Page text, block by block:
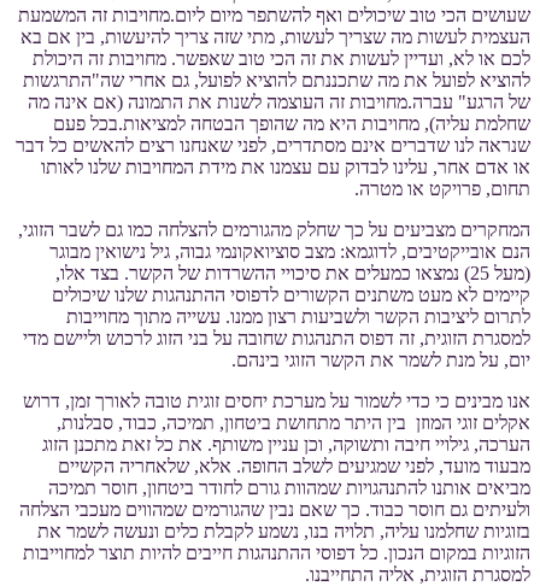
שעושים הכי טוב שיכולים ואף להשתפר מיום ליום.מחויבות זה המשמעת
העצמית לעשות מה שצריך לעשות, מתי שזה צריך להיעשות, בין אם בא
לכם או לא, ועדיין לעשות את זה הכי טוב שאפשר. מחויבות זה היכולת
להוציא לפועל את מה שתכננתם להוציא לפועל, גם אחרי שה"התרגשות
של הרגע" עברה.מחויבות זה העוצמה לשנות את התמונה (אם אינה מה
שחלמת עליה), מחויבות היא מה שהופך הבטחה למציאות.בכל פעם
שנראה לנו שדברים אינם מסתדרים, לפני שאנחנו רצים להאשים כל דבר
או אדם אחר, עלינו לבדוק עם עצמנו את מידת המחויבות שלנו לאותו
תחום, פרויקט או מטרה.
המחקרים מצביעים על כך שחלק מהגורמים להצלחה כמו גם לשבר הזוגי,
הנם אובייקטיבים, לדוגמא: מצב סוציואקונמי גבוה, גיל נישואין מבוגר
(מעל 25) נמצאו כמעלים את סיכויי ההשרדות של הקשר. בצד אלו,
קיימים לא מעט משתנים הקשורים לדפוסי ההתנהגות שלנו שיכולים
לתרום ליציבות הקשר ולשביעות רצון ממנו. עשייה מתוך מחוייבות
למסגרת הזוגית, זה דפוס התנהגות שחובה על בני הזוג לרכוש וליישם מדי
יום, על מנת לשמר את הקשר הזוגי בינהם.
אנו מבינים כי כדי לשמור על מערכת יחסים זוגית טובה לאורך זמן, דרוש
אקלים זוגי המוזן בין היתר מתחושת ביטחון, תמיכה, כבוד, סבלנות,
הערכה, גילויי חיבה ותשוקה, וכן עניין משותף. את כל זאת מתכנן הזוג
מבעוד מועד, לפני שמגיעים לשלב החופה. אלא, שלאחריה הקשיים
מביאים אותנו להתנהגויות שמהוות גורם לחודר ביטחון, חוסר תמיכה
ולעיתים גם חוסר כבוד. כך שאם נבין שהגורמים שמהווים מעכבי הצלחה
בזוגיות שחלמנו עליה, תלויה בנו, נשמע לקבלת כלים ונעשה לשמר את
הזוגיות במקום הנכון. כל דפוסי ההתנהגות חייבים להיות תוצר למחוייבות
למסגרת הזוגית, אליה התחייבנו.